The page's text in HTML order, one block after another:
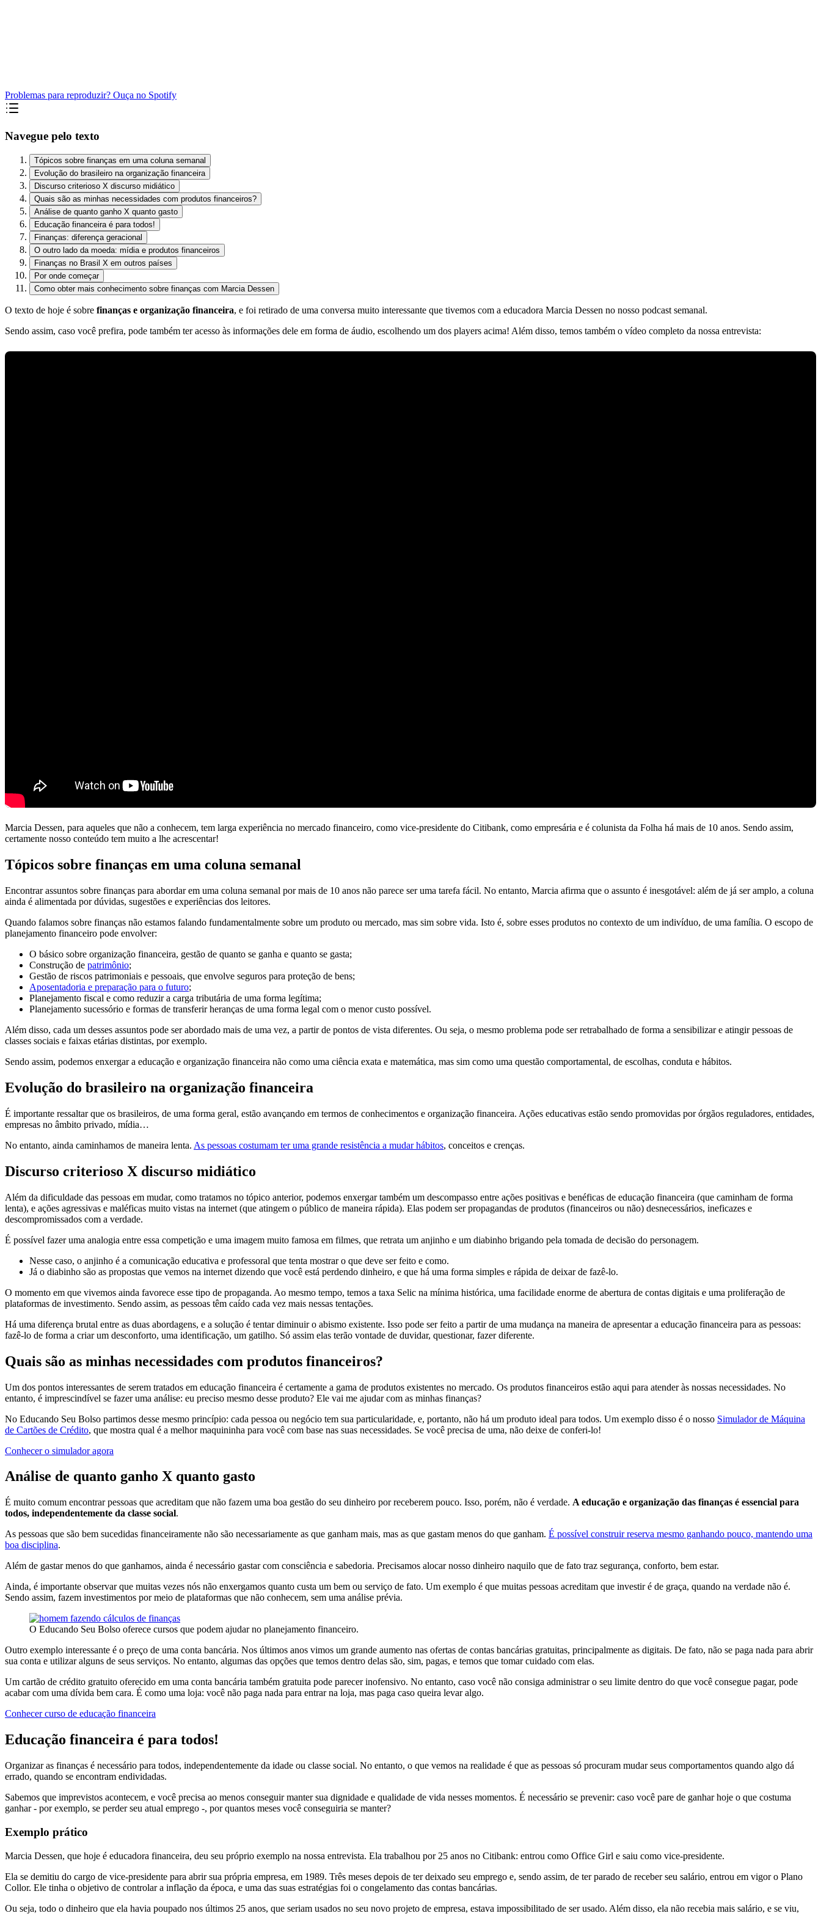
Problemas para reproduzir? Ouça no Spotify
Navegue pelo texto
Tópicos sobre finanças em uma coluna semanal
Evolução do brasileiro na organização financeira
Discurso criterioso X discurso midiático
Quais são as minhas necessidades com produtos financeiros?
Análise de quanto ganho X quanto gasto
Educação financeira é para todos!
Finanças: diferença geracional
O outro lado da moeda: mídia e produtos financeiros
Finanças no Brasil X em outros países
Por onde começar
Como obter mais conhecimento sobre finanças com Marcia Dessen
O texto de hoje é sobre finanças e organização financeira, e foi retirado de uma conversa muito interessante que tivemos com a educadora Marcia Dessen no nosso podcast semanal.
Sendo assim, caso você prefira, pode também ter acesso às informações dele em forma de áudio, escolhendo um dos players acima! Além disso, temos também o vídeo completo da nossa entrevista:
Marcia Dessen, para aqueles que não a conhecem, tem larga experiência no mercado financeiro, como vice-presidente do Citibank, como empresária e é colunista da Folha há mais de 10 anos. Sendo assim,
certamente nosso conteúdo tem muito a lhe acrescentar!
Tópicos sobre finanças em uma coluna semanal
Encontrar assuntos sobre finanças para abordar em uma coluna semanal por mais de 10 anos não parece ser uma tarefa fácil. No entanto, Marcia afirma que o assunto é inesgotável: além de já ser amplo, a coluna
ainda é alimentada por dúvidas, sugestões e experiências dos leitores.
Quando falamos sobre finanças não estamos falando fundamentalmente sobre um produto ou mercado, mas sim sobre vida. Isto é, sobre esses produtos no contexto de um indivíduo, de uma família. O escopo de
planejamento financeiro pode envolver:
O básico sobre organização financeira, gestão de quanto se ganha e quanto se gasta;
Construção de patrimônio;
Gestão de riscos patrimoniais e pessoais, que envolve seguros para proteção de bens;
Aposentadoria e preparação para o futuro;
Planejamento fiscal e como reduzir a carga tributária de uma forma legítima;
Planejamento sucessório e formas de transferir heranças de uma forma legal com o menor custo possível.
Além disso, cada um desses assuntos pode ser abordado mais de uma vez, a partir de pontos de vista diferentes. Ou seja, o mesmo problema pode ser retrabalhado de forma a sensibilizar e atingir pessoas de
classes sociais e faixas etárias distintas, por exemplo.
Sendo assim, podemos enxergar a educação e organização financeira não como uma ciência exata e matemática, mas sim como uma questão comportamental, de escolhas, conduta e hábitos.
Evolução do brasileiro na organização financeira
É importante ressaltar que os brasileiros, de uma forma geral, estão avançando em termos de conhecimentos e organização financeira. Ações educativas estão sendo promovidas por órgãos reguladores, entidades,
empresas no âmbito privado, mídia…
No entanto, ainda caminhamos de maneira lenta. As pessoas costumam ter uma grande resistência a mudar hábitos, conceitos e crenças.
Discurso criterioso X discurso midiático
Além da dificuldade das pessoas em mudar, como tratamos no tópico anterior, podemos enxergar também um descompasso entre ações positivas e benéficas de educação financeira (que caminham de forma
lenta), e ações agressivas e maléficas muito vistas na internet (que atingem o público de maneira rápida). Elas podem ser propagandas de produtos (financeiros ou não) desnecessários, ineficazes e
descompromissados com a verdade.
É possível fazer uma analogia entre essa competição e uma imagem muito famosa em filmes, que retrata um anjinho e um diabinho brigando pela tomada de decisão do personagem.
Nesse caso, o anjinho é a comunicação educativa e professoral que tenta mostrar o que deve ser feito e como.
Já o diabinho são as propostas que vemos na internet dizendo que você está perdendo dinheiro, e que há uma forma simples e rápida de deixar de fazê-lo.
O momento em que vivemos ainda favorece esse tipo de propaganda. Ao mesmo tempo, temos a taxa Selic na mínima histórica, uma facilidade enorme de abertura de contas digitais e uma proliferação de
plataformas de investimento. Sendo assim, as pessoas têm caído cada vez mais nessas tentações.
Há uma diferença brutal entre as duas abordagens, e a solução é tentar diminuir o abismo existente. Isso pode ser feito a partir de uma mudança na maneira de apresentar a educação financeira para as pessoas:
fazê-lo de forma a criar um desconforto, uma identificação, um gatilho. Só assim elas terão vontade de duvidar, questionar, fazer diferente.
Quais são as minhas necessidades com produtos financeiros?
Um dos pontos interessantes de serem tratados em educação financeira é certamente a gama de produtos existentes no mercado. Os produtos financeiros estão aqui para atender às nossas necessidades. No
entanto, é imprescindível se fazer uma análise: eu preciso mesmo desse produto? Ele vai me ajudar com as minhas finanças?
No Educando Seu Bolso partimos desse mesmo princípio: cada pessoa ou negócio tem sua particularidade, e, portanto, não há um produto ideal para todos. Um exemplo disso é o nosso Simulador de Máquina
de Cartões de Crédito, que mostra qual é a melhor maquininha para você com base nas suas necessidades. Se você precisa de uma, não deixe de conferi-lo!
Conhecer o simulador agora
Análise de quanto ganho X quanto gasto
É muito comum encontrar pessoas que acreditam que não fazem uma boa gestão do seu dinheiro por receberem pouco. Isso, porém, não é verdade. A educação e organização das finanças é essencial para
todos, independentemente da classe social.
As pessoas que são bem sucedidas financeiramente não são necessariamente as que ganham mais, mas as que gastam menos do que ganham. É possível construir reserva mesmo ganhando pouco, mantendo uma
boa disciplina.
Além de gastar menos do que ganhamos, ainda é necessário gastar com consciência e sabedoria. Precisamos alocar nosso dinheiro naquilo que de fato traz segurança, conforto, bem estar.
Ainda, é importante observar que muitas vezes nós não enxergamos quanto custa um bem ou serviço de fato. Um exemplo é que muitas pessoas acreditam que investir é de graça, quando na verdade não é.
Sendo assim, fazem investimentos por meio de plataformas que não conhecem, sem uma análise prévia.
O Educando Seu Bolso oferece cursos que podem ajudar no planejamento financeiro.
Outro exemplo interessante é o preço de uma conta bancária. Nos últimos anos vimos um grande aumento nas ofertas de contas bancárias gratuitas, principalmente as digitais. De fato, não se paga nada para abrir
sua conta e utilizar alguns de seus serviços. No entanto, algumas das opções que temos dentro delas são, sim, pagas, e temos que tomar cuidado com elas.
Um cartão de crédito gratuito oferecido em uma conta bancária também gratuita pode parecer inofensivo. No entanto, caso você não consiga administrar o seu limite dentro do que você consegue pagar, pode
acabar com uma dívida bem cara. É como uma loja: você não paga nada para entrar na loja, mas paga caso queira levar algo.
Conhecer curso de educação financeira
Educação financeira é para todos!
Organizar as finanças é necessário para todos, independentemente da idade ou classe social. No entanto, o que vemos na realidade é que as pessoas só procuram mudar seus comportamentos quando algo dá
errado, quando se encontram endividadas.
Sabemos que imprevistos acontecem, e você precisa ao menos conseguir manter sua dignidade e qualidade de vida nesses momentos. É necessário se prevenir: caso você pare de ganhar hoje o que costuma
ganhar - por exemplo, se perder seu atual emprego -, por quantos meses você conseguiria se manter?
Exemplo prático
Marcia Dessen, que hoje é educadora financeira, deu seu próprio exemplo na nossa entrevista. Ela trabalhou por 25 anos no Citibank: entrou como Office Girl e saiu como vice-presidente.
Ela se demitiu do cargo de vice-presidente para abrir sua própria empresa, em 1989. Três meses depois de ter deixado seu emprego e, sendo assim, de ter parado de receber seu salário, entrou em vigor o Plano
Collor. Ele tinha o objetivo de controlar a inflação da época, e uma das suas estratégias foi o congelamento das contas bancárias.
Ou seja, todo o dinheiro que ela havia poupado nos últimos 25 anos, que seriam usados no seu novo projeto de empresa, estava impossibilitado de ser usado. Além disso, ela não recebia mais salário, e se viu,